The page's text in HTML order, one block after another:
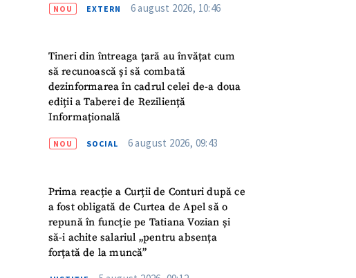
NOU EXTERN 6 august 2026, 10:46
Tineri din întreaga țară au învățat cum
să recunoască și să combată
dezinformarea în cadrul celei de-a doua
ediții a Taberei de Reziliență
Informațională
NOU SOCIAL 6 august 2026, 09:43
Prima reacție a Curții de Conturi după ce
a fost obligată de Curtea de Apel să o
repună în funcție pe Tatiana Vozian și
să-i achite salariul „pentru absența
forțată de la muncă”
+ Numele meu
+ Emailul meu
+ Telefon personal